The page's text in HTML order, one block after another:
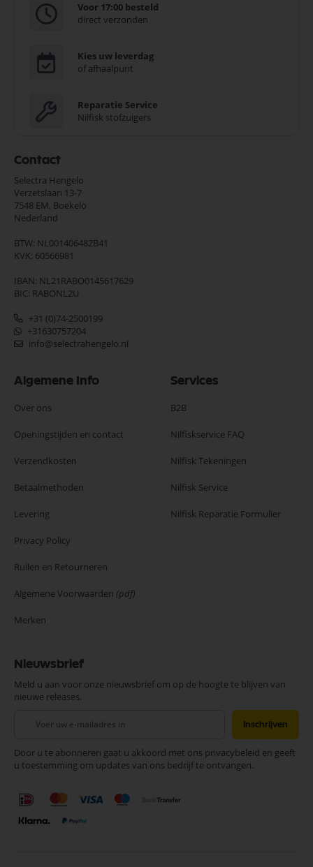
Voor 17:00 besteld
direct verzonden
Kies uw leverdag
of afhaalpunt
Reparatie Service
Nilfisk stofzuigers
Contact
Selectra Hengelo
Verzetslaan 13-7
7548 EM, Boekelo
Nederland
BTW: NL001406482B41
KVK: 60566981
IBAN: NL21RABO0145617629
BIC: RABONL2U
+31 (0)74-2500199
+31630757204
info@selectrahengelo.nl
Algemene Info
Over ons
Openingstijden en contact
Verzendkosten
Betaalmethoden
Levering
Privacy Policy
Ruilen en Retourneren
Algemene Voorwaarden (pdf)
Merken
Services
B2B
Nilfiskservice FAQ
Nilfisk Tekeningen
Nilfisk Service
Nilfisk Reparatie Formulier
Nieuwsbrief
Meld u aan voor onze nieuwsbrief om op de hoogte te blijven van
nieuwe releases.
onze
nieuwsbrief
Inschrijven
Door u te abonneren gaat u akkoord met ons privacybeleid en geeft
u toestemming om updates van ons bedrijf te ontvangen.